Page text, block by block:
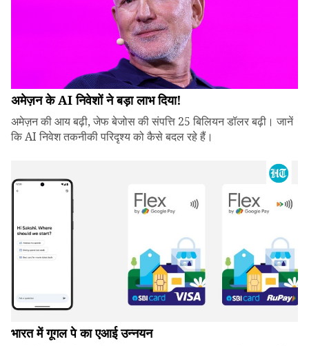
अमेज़न के AI निवेशों ने बड़ा लाभ दिया!
अमेज़न की आय बढ़ी, जेफ बेजोस की संपत्ति 25 बिलियन डॉलर बढ़ी। जानें
कि AI निवेश तकनीकी परिदृश्य को कैसे बदल रहे हैं।
भारत में गूगल पे का एआई उन्नयन